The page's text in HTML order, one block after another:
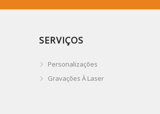
SERVIÇOS
Personalizações
Gravações À Laser